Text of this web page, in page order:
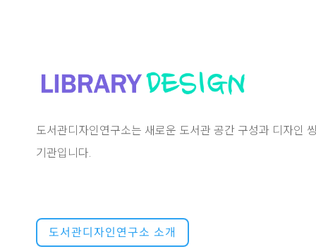
도서관디자인연구소는 새로운 도서관 공간 구성과 디자인
기관입니다.
도서관디자인연구소 소개